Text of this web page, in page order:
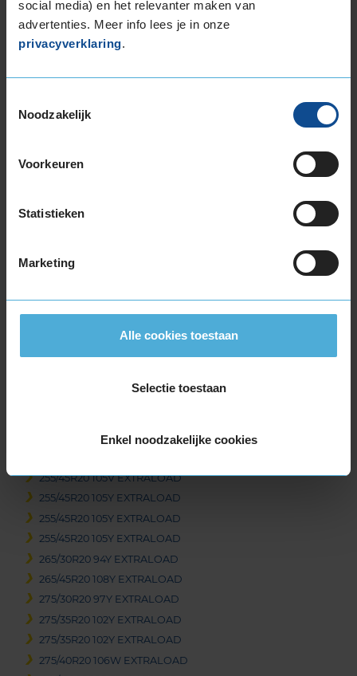
social media) en het relevanter maken van
advertenties. Meer info lees je in onze
privacyverklaring.
Noodzakelijk
Voorkeuren
Statistieken
Marketing
Alle cookies toestaan
Selectie toestaan
Enkel noodzakelijke cookies
245/50R19 105Y EXTRALOAD
255/35R19 96Y EXTRALOAD
255/40R19 100Y EXTRALOAD
265/35R19 98Y EXTRALOAD
275/35R19 100Y EXTRALOAD
285/40R19 107Y EXTRALOAD
235/50R20 104Y EXTRALOAD
255/40R20 101Y EXTRALOAD
255/45R20 105V EXTRALOAD
255/45R20 105Y EXTRALOAD
255/45R20 105Y EXTRALOAD
255/45R20 105Y EXTRALOAD
265/30R20 94Y EXTRALOAD
265/45R20 108Y EXTRALOAD
275/30R20 97Y EXTRALOAD
275/35R20 102Y EXTRALOAD
275/35R20 102Y EXTRALOAD
275/40R20 106W EXTRALOAD